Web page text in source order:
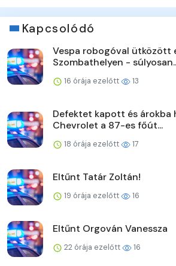
Kapcsolódó
Vespa robogóval ütközött
Szombathelyen -
16 órája ezelőtt 13
Defektet kapott és
Chevrolet a 87-es főút...
18 órája ezelőtt 17
Eltűnt Tatár Zoltán!
19 órája ezelőtt 16
Eltűnt Orgován Vanessza
22 órája ezelőtt 16